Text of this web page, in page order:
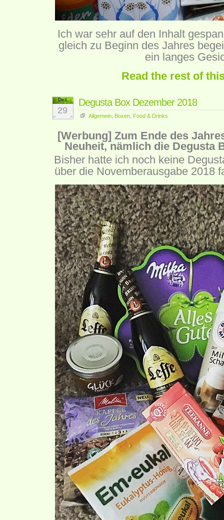
Ich war sehr auf den Inhalt
gleich zu Beginn des Jahres
ein langes
Read the rest of
Dez.
29
Degusta Box Dezember 2018
Allgemein Boxen Food & Drinks
[Werbung] Zum Ende des
Neuheit, nämlich die Degusta
Bisher hatte ich noch keine
über die Novemberausgabe 2018